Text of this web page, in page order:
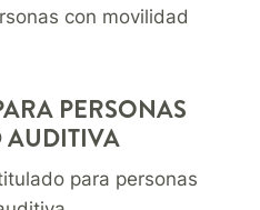
con movilidad
PERSONAS
AUDITIVA
para personas